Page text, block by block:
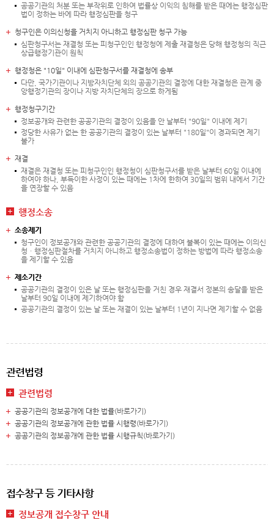
공공기관의 처분 또는 부작위로 인하여 법률상 이익의 침해를 받은 때에는 행정심판
법이 정하는 바에 따라 행정심판을 청구
청구인은 이의신청을 거치지 아니하고 행정심판 청구 가능
심판청구서는 재결청 또는 피청구인인 행정청에 제출 재결청은 당해 행정청의 직근
상급행정기관이 원칙
행정청은 "10일" 이내에 심판청구서를 재결청에 송부
다만, 국가기관이나 지방자치단체 외의 공공기관의 결정에 대한 재결청은 관계 중
앙행정기관의 장이나 지방 자치단체의 장으로 하게됨
행정청구기간
정보공개와 관련한 공공기관의 결정이 있음을 안 날부터 "90일" 이내에 제기
정당한 사유가 없는 한 공공기관의 결정이 있는 날부터 "180일"이 경과되면 제기
불가
재결
재결은 재결청 또는 피청구인인 행정청이 심판청구서를 받은 날부터 60일 이내에
하여야 하나, 부득이한 사정이 있는 때에는 1차에 한하여 30일의 범위 내에서 기간
을 연장할 수 있음
행정소송
소송제기
청구인이 정보공개와 관련한 공공기관의 결정에 대하여 불복이 있는 때에는 이의신
청ㆍ행정심판절차를 거치지 아니하고 행정소송법이 정하는 방법에 따라 행정소송
을 제기할 수 있음
제소기간
공공기관의 결정이 있은 날 또는 행정심판을 거친 경우 재결서 정본의 송달을 받은
날부터 90일 이내에 제기하여야 함
공공기관의 결정이 있는 날 또는 재결이 있는 날부터 1년이 지나면 제기할 수 없음
관련법령
관련법령
공공기관의 정보공개에 대한 법률(바로가기 )
공공기관의 정보공개에 관한 법률 시행령(바로가기 )
공공기관의 정보공개에 관한 법률 시행규칙(바로가기 )
접수창구 등 기타사항
정보공개 접수창구 안내